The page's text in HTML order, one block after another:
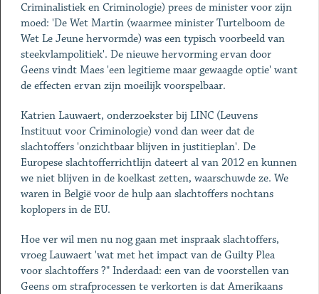
Criminalistiek en Criminologie) prees de minister voor zijn
moed: 'De Wet Martin (waarmee minister Turtelboom de
Wet Le Jeune hervormde) was een typisch voorbeeld van
steekvlampolitiek'. De nieuwe hervorming ervan door
Geens vindt Maes 'een legitieme maar gewaagde optie' want
de effecten ervan zijn moeilijk voorspelbaar.
Katrien Lauwaert, onderzoekster bij LINC (Leuvens
Instituut voor Criminologie) vond dan weer dat de
slachtoffers 'onzichtbaar blijven in justitieplan'. De
Europese slachtofferrichtlijn dateert al van 2012 en kunnen
we niet blijven in de koelkast zetten, waarschuwde ze. We
waren in België voor de hulp aan slachtoffers nochtans
koplopers in de EU.
Hoe ver wil men nu nog gaan met inspraak slachtoffers,
vroeg Lauwaert 'wat met het impact van de Guilty Plea
voor slachtoffers ?" Inderdaad: een van de voorstellen van
Geens om strafprocessen te verkorten is dat Amerikaans